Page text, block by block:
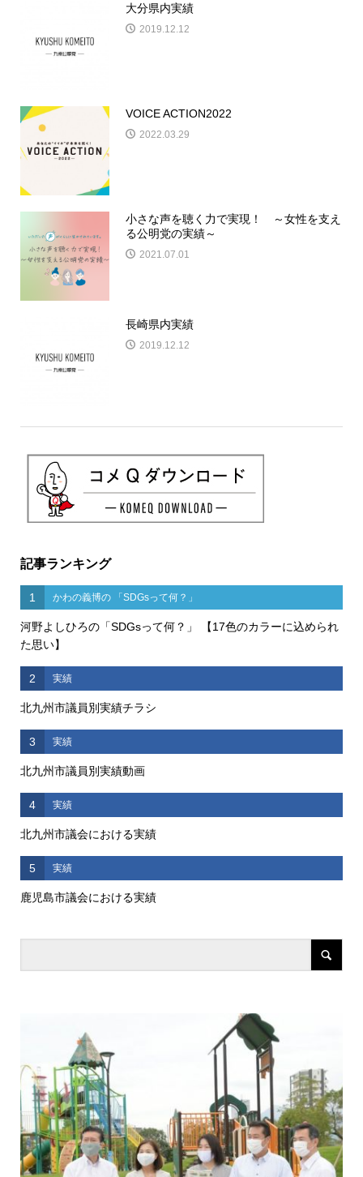
大分県内実績
2019.12.12
VOICE ACTION2022
2022.03.29
小さな声を聴く力で実現！ ～女性を支え
る公明党の実績～
2021.07.01
長崎県内実績
2019.12.12
記事ランキング
1 かわの義博の 「SDGsって何？」
河野よしひろの「SDGsって何？」 【17色のカラーに込められ
た思い】
2 実績
北九州市議員別実績チラシ
3 実績
北九州市議員別実績動画
4 実績
北九州市議会における実績
5 実績
鹿児島市議会における実績